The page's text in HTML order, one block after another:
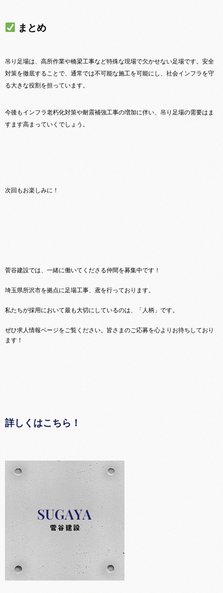
まとめ
吊り足場は、高所作業や橋梁工事など特殊な現場で欠かせない足場です。安全
対策を徹底することで、通常では不可能な施工を可能にし、社会インフラを守
る大きな役割を担っています。
今後もインフラ老朽化対策や耐震補強工事の増加に伴い、吊り足場の需要はま
すます高まっていくでしょう。
次回もお楽しみに！
菅谷建設では、一緒に働いてくださる仲間を募集中です！
埼玉県所沢市を拠点に足場工事、鳶を行っております。
私たちが採用において最も大切にしているのは、「人柄」です。
ぜひ求人情報ページをご覧ください。皆さまのご応募を心よりお待ちしており
ます！
詳しくはこちら！